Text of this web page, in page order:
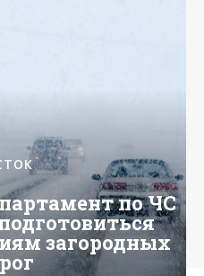
по ЧС
загородных